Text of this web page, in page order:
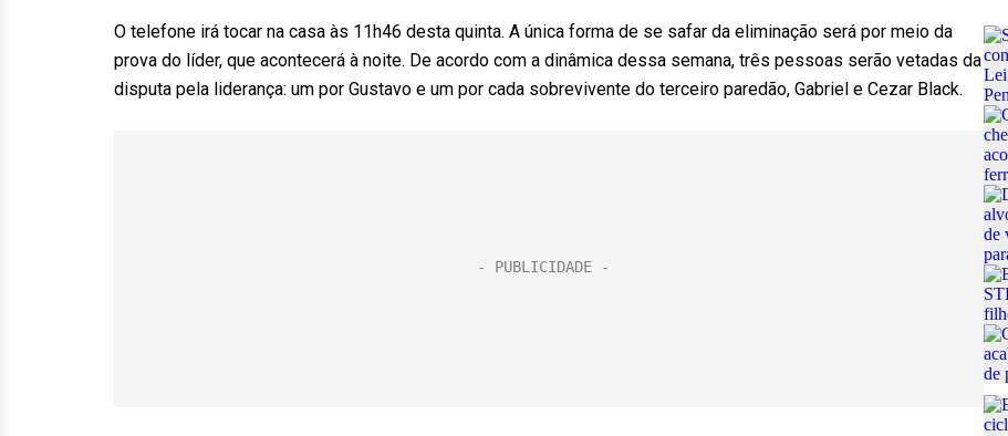
O telefone irá tocar na casa às 11h46 desta quinta. A única forma de se safar da eliminação será por meio da
prova do líder, que acontecerá à noite. De acordo com a dinâmica dessa semana, três pessoas serão vetadas da
disputa pela liderança: um por Gustavo e um por cada sobrevivente do terceiro paredão, Gabriel e Cezar Black.